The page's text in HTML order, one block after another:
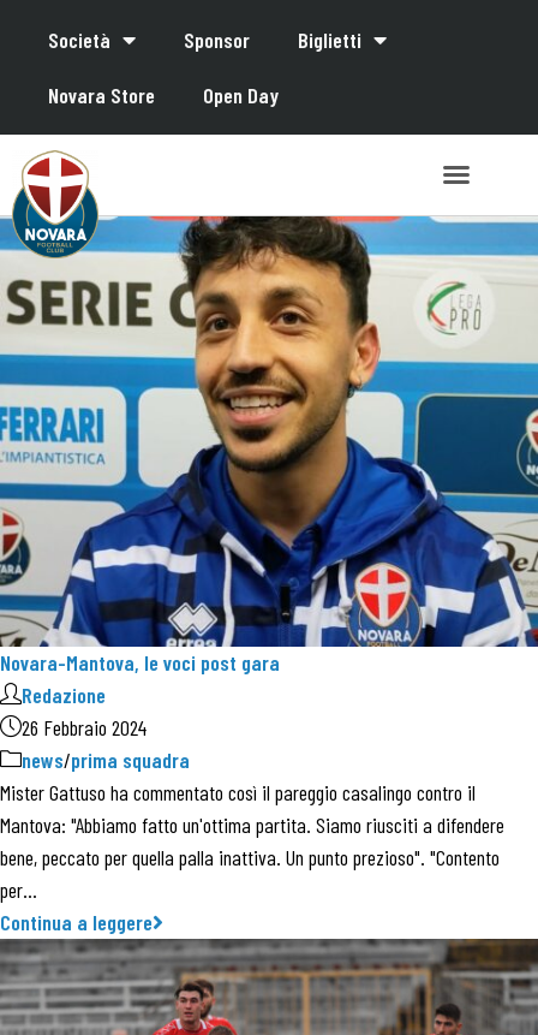
Società Sponsor Biglietti
Novara Store Open Day
Novara-Mantova, le voci post gara
Redazione
26 Febbraio 2024
news/prima squadra
Mister Gattuso ha commentato così il pareggio casalingo contro il
Mantova: "Abbiamo fatto un'ottima partita. Siamo riusciti a difendere
bene, peccato per quella palla inattiva. Un punto prezioso". "Contento
per…
Continua a leggere